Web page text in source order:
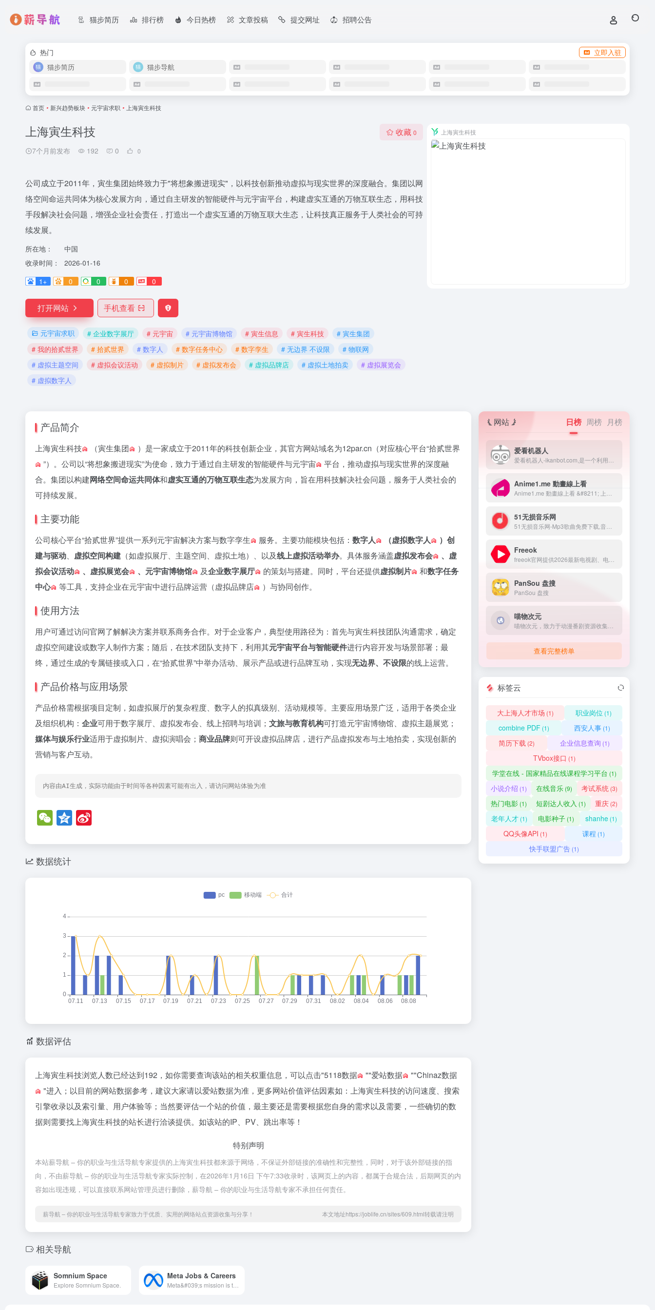
猫步简历 排行榜 今日热榜 文章投稿 提交网址 招聘公告
热门
立即入驻
猫步简历
猫步导航
首页 • 新兴趋势板块​ • 元宇宙求职 • 上海寅生科技
上海寅生科技
7个月前发布 192 0 0
收藏 0
公司成立于2011年，寅生集团始终致力于"将想象搬进现实"，以科技创新推动虚拟与现实世界的深度融合。集团以网
络空间命运共同体为核心发展方向，通过自主研发的智能硬件与元宇宙平台，构建虚实互通的万物互联生态，用科技
手段解决社会问题，增强企业社会责任，打造出一个虚实互通的万物互联大生态，让科技真正服务于人类社会的可持
续发展。
所在地：
中国
收录时间：
2026-01-16
1+
0 0 0 0
打开网站 手机查看
元宇宙求职 # 企业数字展厅 # 元宇宙 # 元宇宙博物馆 # 寅生信息 # 寅生科技
# 寅生集团
# 我的拾贰世界
# 拾贰世界 # 数字人 # 数字任务中心 # 数字孪生 # 无边界 不设限
# 物联网
# 虚拟主题空间
# 虚拟会议活动 # 虚拟制片 # 虚拟发布会 # 虚拟品牌店 # 虚拟土地拍卖
# 虚拟展览会
# 虚拟数字人
上海寅生科技
产品简介
上海寅生科技 （寅生集团 ）是一家成立于2011年的科技创新企业，其官方网站域名为12par.cn（对应核心平台“拾贰世界
”）。公司以“将想象搬进现实”为使命，致力于通过自主研发的智能硬件与元宇宙
平台，推动虚拟与现实世界的深度融
合。集团以构建网络空间命运共同体和虚实互通的万物互联生态为发展方向，旨在用科技解决社会问题，服务于人类社会的
可持续发展。
主要功能
公司核心平台“拾贰世界”提供一系列元宇宙解决方案与数字孪生 服务。主要功能模块包括： 数字人 （虚拟数字人
）创
建与驱动、 虚拟空间构建 （如虚拟展厅、主题空间、虚拟土地）、以及线上虚拟活动举办。具体服务涵盖虚拟发布会 、 虚
拟会议活动
、 虚拟展览会 、 元宇宙博物馆 及企业数字展厅 的策划与搭建。同时，平台还提供虚拟制片 和数字任务
中心
等工具，支持企业在元宇宙中进行品牌运营（虚拟品牌店 ）与协同创作。
使用方法
用户可通过访问官网了解解决方案并联系商务合作。对于企业客户，典型使用路径为：首先与寅生科技团队沟通需求，确定
虚拟空间建设或数字人制作方案；随后，在技术团队支持下，利用其元宇宙平台与智能硬件进行内容开发与场景部署；最
终，通过生成的专属链接或入口，在“拾贰世界”中举办活动、展示产品或进行品牌互动，实现无边界、不设限的线上运营。
产品价格与应用场景
产品价格需根据项目定制，如虚拟展厅的复杂程度、数字人的拟真级别、活动规模等。主要应用场景广泛，适用于各类企业
及组织机构： 企业可用于数字展厅、虚拟发布会、线上招聘与培训； 文旅与教育机构可打造元宇宙博物馆、虚拟主题展览；
媒体与娱乐行业适用于虚拟制片、虚拟演唱会； 商业品牌则可开设虚拟品牌店，进行产品虚拟发布与土地拍卖，实现创新的
营销与客户互动。
内容由AI生成，实际功能由于时间等各种因素可能有出入，请访问网站体验为准
W
e
C
h
Q
z
o a
o
数据统计
数据评估
上海寅生科技浏览人数已经达到192，如你需要查询该站的相关权重信息，可以点击"5118数据 ""爱站数据 ""Chinaz数据
"进入；以目前的网站数据参考，建议大家请以爱站数据为准，更多网站价值评估因素如：上海寅生科技的访问速度、搜索
引擎收录以及索引量、用户体验等；当然要评估一个站的价值，最主要还是需要根据您自身的需求以及需要，一些确切的数
据则需要找上海寅生科技的站长进行洽谈提供。如该站的IP、PV、跳出率等！
特别声明
本站薪导航 – 你的职业与生活导航专家提供的上海寅生科技都来源于网络，不保证外部链接的准确性和完整性，同时，对于该外部链接的指
向，不由薪导航 – 你的职业与生活导航专家实际控制，在2026年1月16日 下午7:33收录时，该网页上的内容，都属于合规合法，后期网页的内
容如出现违规，可以直接联系网站管理员进行删除，薪导航 – 你的职业与生活导航专家不承担任何责任。
薪导航 – 你的职业与生活导航专家致力于优质、实用的网络站点资源收集与分享！ 本文地址https://joblife.cn/sites/609.html转载请注明
相关导航
Somnium Space
Explore Somnium Space.
Meta Jobs & Careers
Meta&#039;s mission is to build the future of human connection and the technology that makes it possible. Find your job with Meta.
网站 日榜 周榜 月榜
爱看机器人
Anime1.me 動畫線上看
51无损音乐网
Freeok
PanSou 盘搜
PanSou 盘搜
喵物次元
查看完整榜单
标签云
大上海人才市场 (1) 职业岗位 (1)
combine PDF(1) 西安人事(1)
简历下载 (2) 企业信息查询 (1)
TVbox接口 (1)
学堂在线 - 国家精品在线课程学习平台 (1)
小说介绍 (1) 在线音乐(9) 考试系统 (3)
热门电影(1) 短剧达人收入 (1) 重庆 (2)
老年人才 (1) 电影种子 (1) shanhe(1)
QQ头像API (1) 课程 (1)
快手联盟广告 (1)